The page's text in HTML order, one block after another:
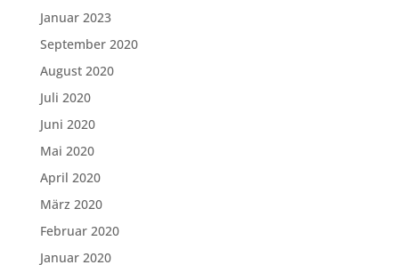
Januar 2023
September 2020
August 2020
Juli 2020
Juni 2020
Mai 2020
April 2020
März 2020
Februar 2020
Januar 2020